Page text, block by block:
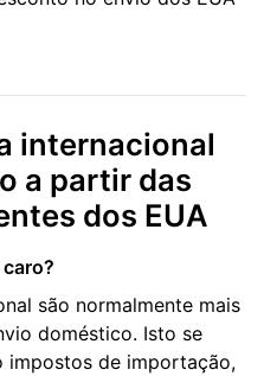
internacional
a partir das
dos EUA
são normalmente mais
doméstico. Isto se
impostos de importação,